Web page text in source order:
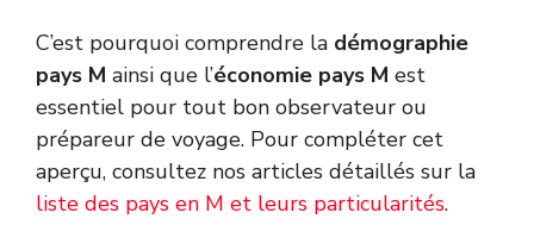
C’est pourquoi comprendre la démographie
pays M ainsi que l’économie pays M est
essentiel pour tout bon observateur ou
prépareur de voyage. Pour compléter cet
aperçu, consultez nos articles détaillés sur la
liste des pays en M et leurs particularités.